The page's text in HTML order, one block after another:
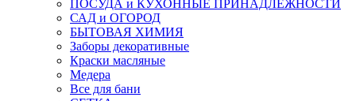
ПОСУДА и КУХОННЫЕ ПРИНАДЛЕЖНОСТИ
САД и ОГОРОД
БЫТОВАЯ ХИМИЯ
Заборы декоративные
Краски масляные
Медера
Все для бани